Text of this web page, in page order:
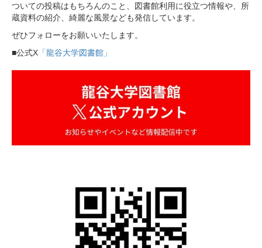
ついての投稿はもちろんのこと、図書館利用に役立つ情報や、所
蔵資料の紹介、綺麗な風景なども発信しています。
ぜひフォローをお願いいたします。
■公式X 「龍谷大学図書館」